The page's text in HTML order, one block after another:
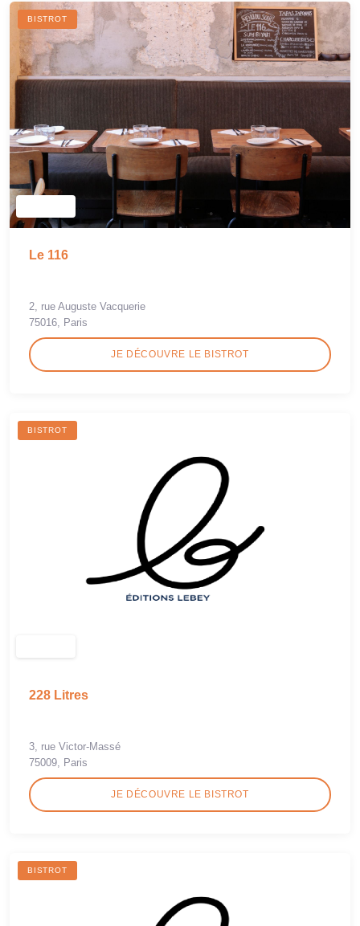
BISTROT
Le 116
2, rue Auguste Vacquerie
75016, Paris
JE DÉCOUVRE LE BISTROT
BISTROT
228 Litres
3, rue Victor-Massé
75009, Paris
JE DÉCOUVRE LE BISTROT
BISTROT